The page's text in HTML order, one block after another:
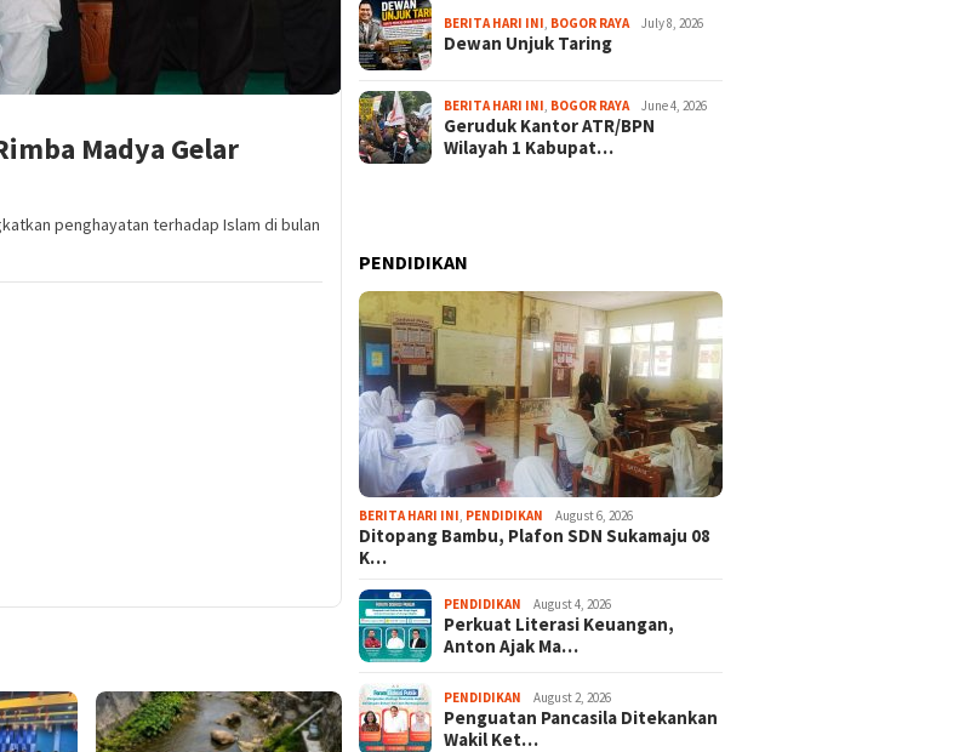
Madya Gelar
penghayatan terhadap Islam di bulan
BERITA HARI INI BOGOR RAYA July 8, 2026
Dewan Unjuk Taring
BERITA HARI INI BOGOR RAYA June 4, 2026
Geruduk Kantor ATR/BPN
Wilayah 1 Kabupat…
PENDIDIKAN
BERITA HARI INI PENDIDIKAN August 6, 2026
Ditopang Bambu, Plafon SDN Sukamaju 08
K…
PENDIDIKAN August 4, 2026
Perkuat Literasi Keuangan,
Anton Ajak Ma…
PENDIDIKAN August 2, 2026
Penguatan Pancasila Ditekankan
Wakil Ket…